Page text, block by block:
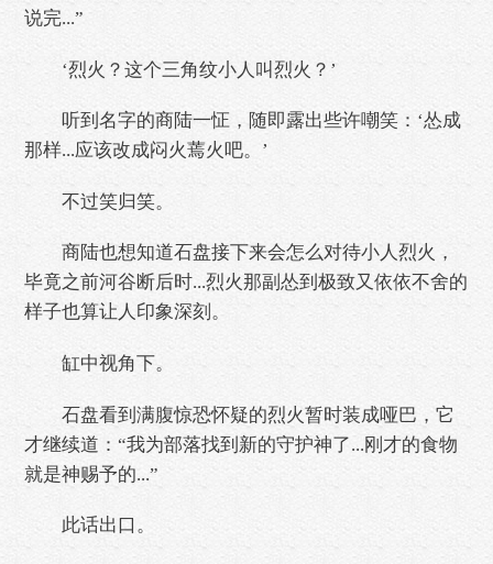
说完...”
‘烈火？这个三角纹小人叫烈火？’
听到名字的商陆一怔，随即露出些许嘲笑：‘怂成
那样...应该改成闷火蔫火吧。’
不过笑归笑。
商陆也想知道石盘接下来会怎么对待小人烈火，
毕竟之前河谷断后时...烈火那副怂到极致又依依不舍的
样子也算让人印象深刻。
缸中视角下。
石盘看到满腹惊恐怀疑的烈火暂时装成哑巴，它
才继续道：“我为部落找到新的守护神了...刚才的食物
就是神赐予的...”
此话出口。